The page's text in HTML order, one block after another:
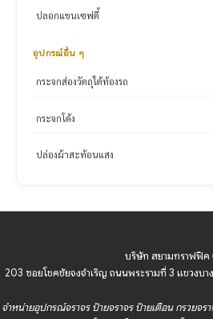
ปลอกแขนเซฟตี้
อุปกรณ์อื่น ๆ
กระจกส่องวัตถุใต้ท้องรถ
กระจกโค้ง
ปล่องผ้าสะท้อนแสง
บริษัท สยามทราฟฟิค
203 ซอยโชคชัยจงจำเริญ ถนนพระรามที่ 3 แขวงบา
จำหน่ายอุปกรณ์จราจร ป้ายจราจร ป้ายเตือน กรวยจร